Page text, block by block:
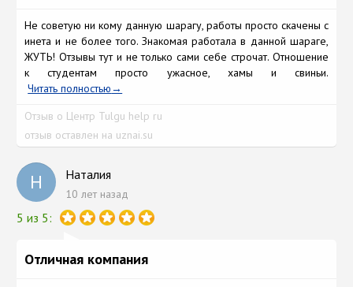
Не советую ни кому данную шарагу, работы просто скачены с
инета и не более того. Знакомая работала в данной шараге,
ЖУТЬ! Отзывы тут и не только сами себе строчат. Отношение
к студентам просто ужасное, хамы и свиньи.
Читать полностью
Отзыв о Центр Tulgu help ru
отзыв оставлен на uznai.su
Н Наталия
10 лет назад
5 из 5:
Отличная компания